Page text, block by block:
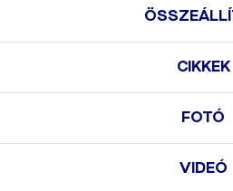
CIKKEK
FOTÓ
VIDEÓ